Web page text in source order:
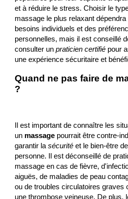
et à réduire le stress. Choisir le
massage le plus relaxant dépendra
besoins individuels et des
personnelles, mais il est conseillé
consulter un praticien certifiépour
une expérience sécuritaire et
Quand ne pas faire de
?
Il est important de connaître les
un massagepourrait être contre-
garantir la sécuritéet le bien-être
personne. Il est déconseillé de
massage en cas de fièvre,
aiguës, de maladies de peau
ou de troubles circulatoires graves
une thrombose veineuse. De plus,